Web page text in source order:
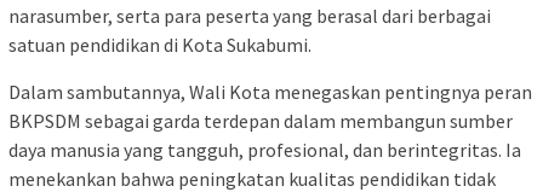
narasumber, serta para peserta yang berasal dari berbagai
satuan pendidikan di Kota Sukabumi.
Dalam sambutannya, Wali Kota menegaskan pentingnya peran
BKPSDM sebagai garda terdepan dalam membangun sumber
daya manusia yang tangguh, profesional, dan berintegritas. Ia
menekankan bahwa peningkatan kualitas pendidikan tidak